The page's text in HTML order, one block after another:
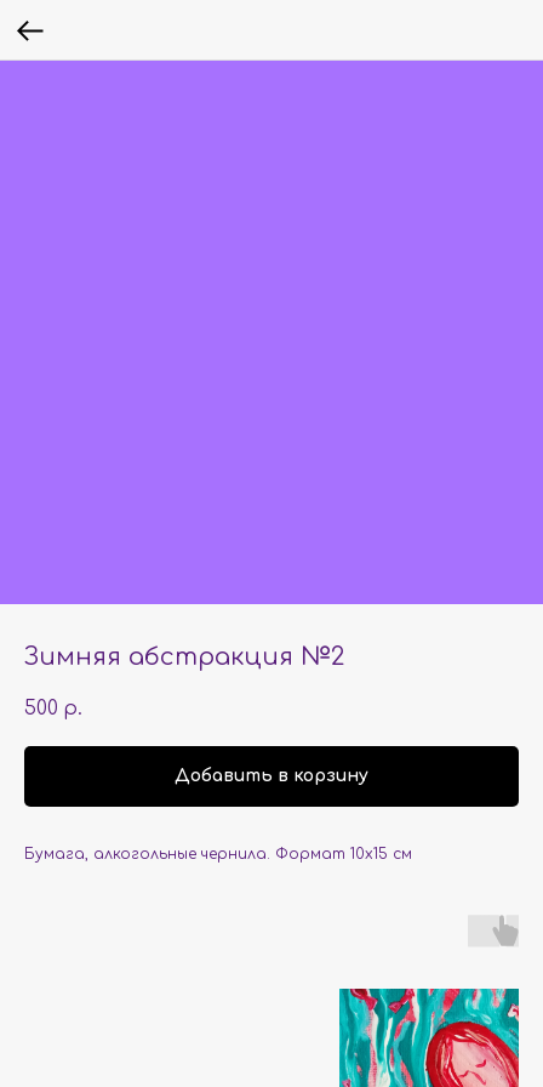
Зимняя абстракция №2
500 р.
Добавить в корзину
Бумага, алкогольные чернила. Формат 10х15 см